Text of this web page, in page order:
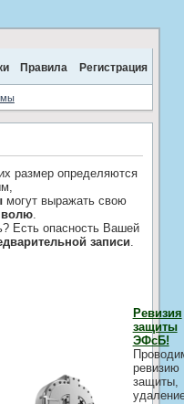
Правила
Регистрация
размер определяются
могут выражать свою
волю
Есть опасность Вашей
записи
Ревизия
защиты
ЭФсБ!
ревизию
защиты,